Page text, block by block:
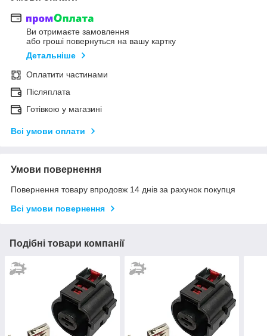
Ви отримаєте замовлення
або гроші повернуться на вашу картку
Детальніше
Оплатити частинами
Післяплата
Готівкою у магазині
Всі умови оплати
Умови повернення
Повернення товару впродовж 14 днів за рахунок покупця
Всі умови повернення
Подібні товари компанії